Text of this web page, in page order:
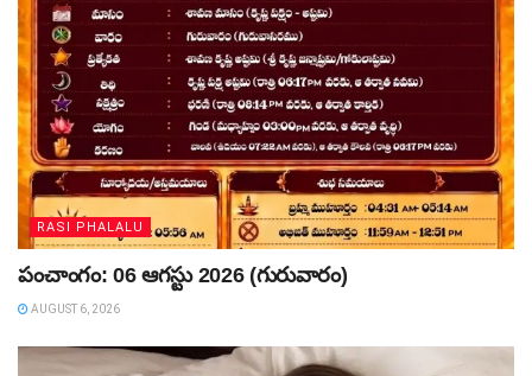
RASI PHALALU
పంచాంగం: 06 ఆగస్టు 2026 (గురువారం)
AUGUST 6, 2026